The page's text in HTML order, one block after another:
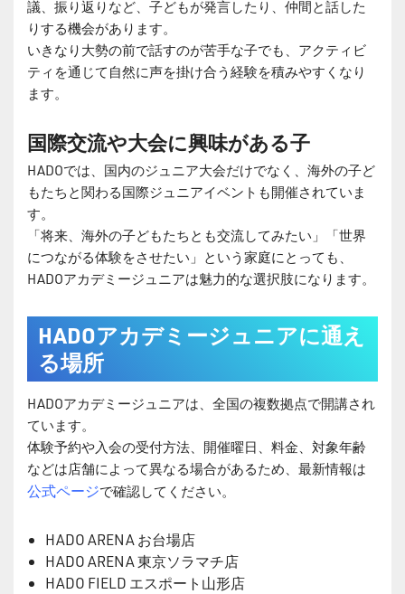
議、振り返りなど、子どもが発言したり、仲間と話した
りする機会があります。
いきなり大勢の前で話すのが苦手な子でも、アクティビ
ティを通じて自然に声を掛け合う経験を積みやすくなり
ます。
国際交流や大会に興味がある子
HADOでは、国内のジュニア大会だけでなく、海外の子ど
もたちと関わる国際ジュニアイベントも開催されていま
す。
「将来、海外の子どもたちとも交流してみたい」「世界
につながる体験をさせたい」という家庭にとっても、
HADOアカデミージュニアは魅力的な選択肢になります。
HADOアカデミージュニアに通え
る場所
HADOアカデミージュニアは、全国の複数拠点で開講され
ています。
体験予約や入会の受付方法、開催曜日、料金、対象年齢
などは店舗によって異なる場合があるため、最新情報は
公式ページで確認してください。
HADO ARENA お台場店
HADO ARENA 東京ソラマチ店
HADO FIELD エスポート山形店